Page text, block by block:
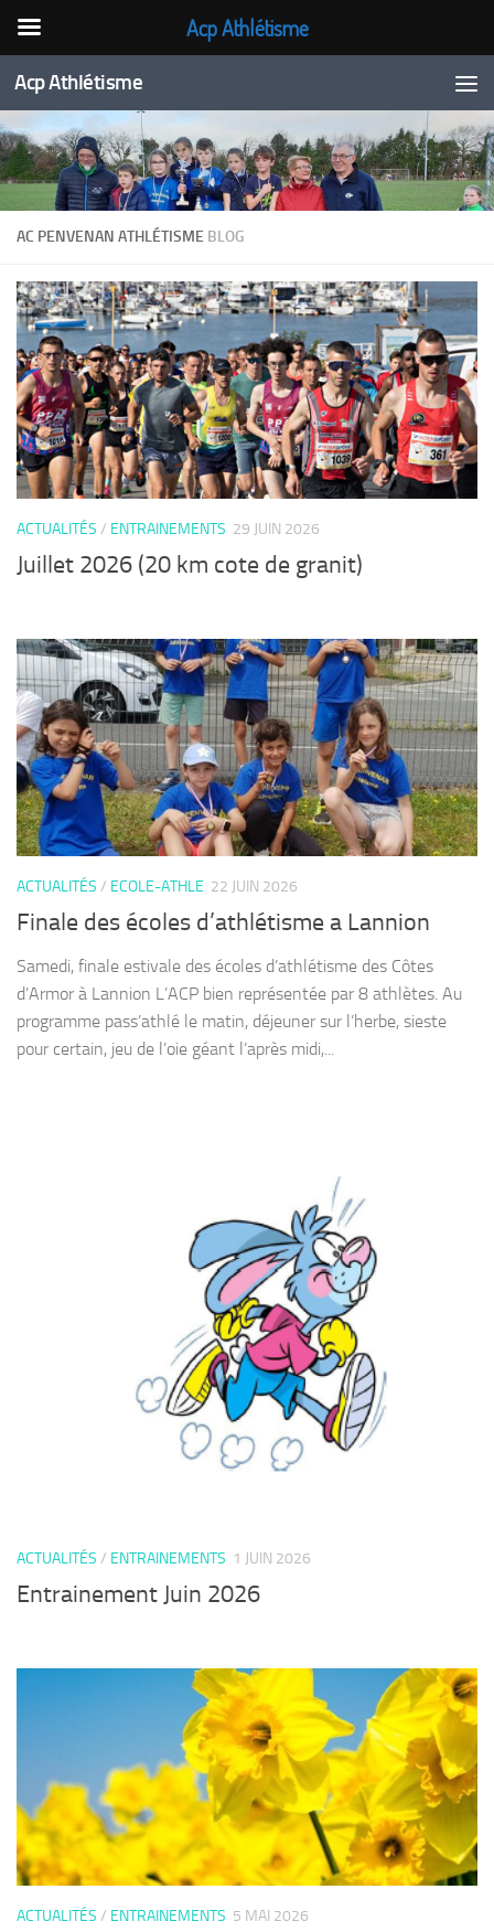
Skip to content
Acp Athlétisme
AC PENVENAN ATHLÉTISME BLOG
ACTUALITÉS / ENTRAINEMENTS 29 JUIN 2026
Juillet 2026 (20 km cote de granit)
ACTUALITÉS / ECOLE-ATHLE 22 JUIN 2026
Finale des écoles d’athlétisme a Lannion
Samedi, finale estivale des écoles d’athlétisme des Côtes
d’Armor à Lannion L’ACP bien représentée par 8 athlètes. Au
programme pass’athlé le matin, déjeuner sur l’herbe, sieste
pour certain, jeu de l’oie géant l’après midi,...
ACTUALITÉS / ENTRAINEMENTS 1 JUIN 2026
Entrainement Juin 2026
ACTUALITÉS / ENTRAINEMENTS 5 MAI 2026
Acp Athlétisme